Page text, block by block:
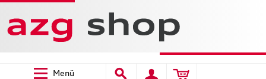
Menü